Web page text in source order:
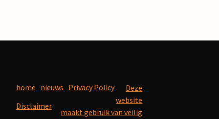
home nieuws Privacy Policy
Disclaimer
Deze
website
maakt gebruik van veilig